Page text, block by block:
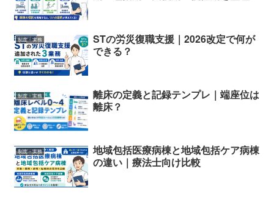
制度・実務
STの労災復職支援｜2026改定で何が
できる？
制度・実務
離床の定義と記録テンプレ｜端座位は
離床？
制度・実務
地域包括医療病棟と地域包括ケア病棟
の違い｜療法士向け比較